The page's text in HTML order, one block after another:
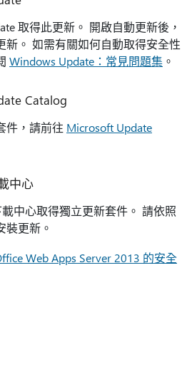
取得此更新。 開啟自動更新後，
新。 如需有關如何自動取得安全性
Windows Update：常見問題集 。
Catalog
件，請前往 Microsoft Update
中心
中心取得獨立更新套件。 請依照
裝更新。
Web Apps Server 2013 的安全